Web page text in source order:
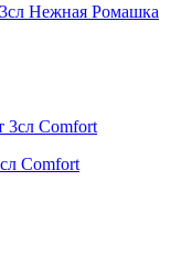
Нежная Ромашка
Comfort